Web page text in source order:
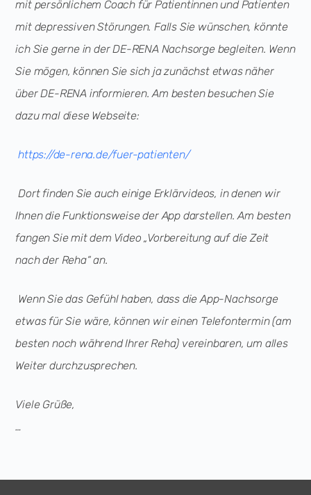
mit persönlichem Coach für Patientinnen und Patienten
mit depressiven Störungen. Falls Sie wünschen, könnte
ich Sie gerne in der DE-RENA Nachsorge begleiten. Wenn
Sie mögen, können Sie sich ja zunächst etwas näher
über DE-RENA informieren. Am besten besuchen Sie
dazu mal diese Webseite:
https://de-rena.de/fuer-patienten/
Dort finden Sie auch einige Erklärvideos, in denen wir
Ihnen die Funktionsweise der App darstellen. Am besten
fangen Sie mit dem Video „Vorbereitung auf die Zeit
nach der Reha“ an.
Wenn Sie das Gefühl haben, dass die App-Nachsorge
etwas für Sie wäre, können wir einen Telefontermin (am
besten noch während Ihrer Reha) vereinbaren, um alles
Weiter durchzusprechen.
Viele Grüße,
…